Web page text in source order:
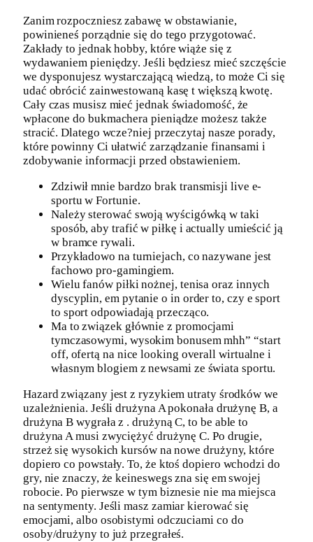
Zanim rozpoczniesz zabawę w obstawianie,
powinieneś porządnie się do tego przygotować.
Zakłady to jednak hobby, które wiąże się z
wydawaniem pieniędzy. Jeśli będziesz mieć szczęście
we dysponujesz wystarczającą wiedzą, to może Ci się
udać obrócić zainwestowaną kasę t większą kwotę.
Cały czas musisz mieć jednak świadomość, że
wpłacone do bukmachera pieniądze możesz także
stracić. Dlatego wcze?niej przeczytaj nasze porady,
które powinny Ci ułatwić zarządzanie finansami i
zdobywanie informacji przed obstawieniem.
Zdziwił mnie bardzo brak transmisji live e-
sportu w Fortunie.
Należy sterować swoją wyścigówką w taki
sposób, aby trafić w piłkę i actually umieścić ją
w bramce rywali.
Przykładowo na turniejach, co nazywane jest
fachowo pro-gamingiem.
Wielu fanów piłki nożnej, tenisa oraz innych
dyscyplin, em pytanie o in order to, czy e sport
to sport odpowiadają przecząco.
Ma to związek głównie z promocjami
tymczasowymi, wysokim bonusem mhh” “start
off, ofertą na nice looking overall wirtualne i
własnym blogiem z newsami ze świata sportu.
Hazard związany jest z ryzykiem utraty środków we
uzależnienia. Jeśli drużyna A pokonała drużynę B, a
drużyna B wygrała z . drużyną C, to be able to
drużyna A musi zwyciężyć drużynę C. Po drugie,
strzeż się wysokich kursów na nowe drużyny, które
dopiero co powstały. To, że ktoś dopiero wchodzi do
gry, nie znaczy, że keineswegs zna się em swojej
robocie. Po pierwsze w tym biznesie nie ma miejsca
na sentymenty. Jeśli masz zamiar kierować się
emocjami, albo osobistymi odczuciami co do
osoby/drużyny to już przegrałeś.